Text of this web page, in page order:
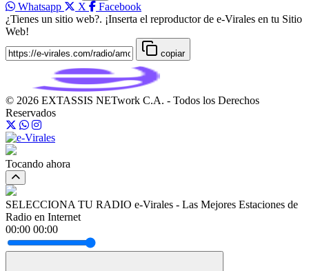
Whatsapp
X
Facebook
¿Tienes un sitio web?. ¡Inserta el reproductor de e-Virales en tu Sitio
Web!
copiar
© 2026 EXTASSIS NETwork C.A. - Todos los Derechos
Reservados
Tocando ahora
SELECCIONA TU RADIO e-Virales - Las Mejores Estaciones de
Radio en Internet
00:00 00:00